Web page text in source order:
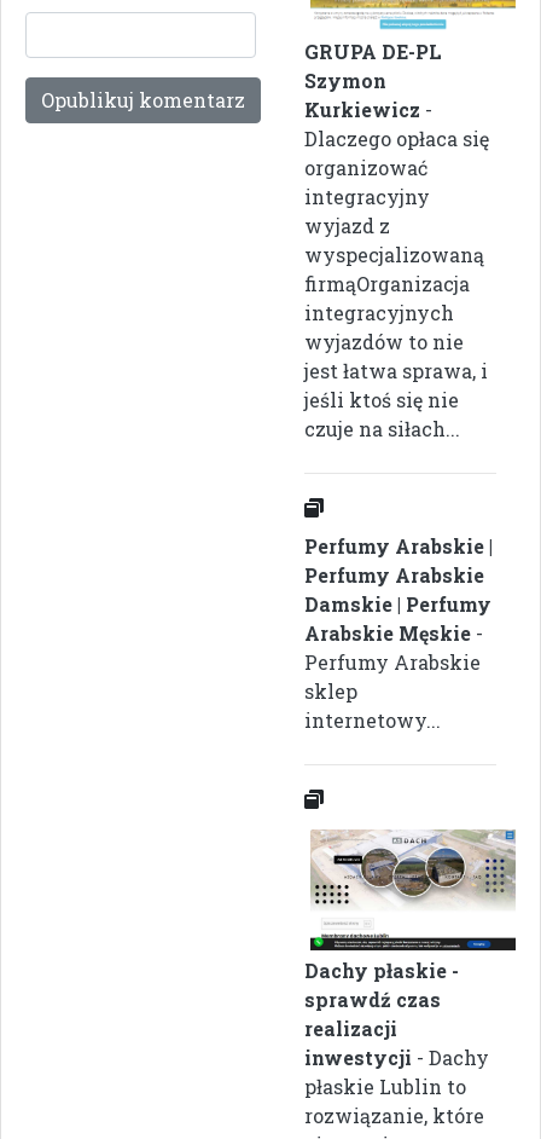
GRUPA DE-PL
Szymon
Kurkiewicz -
Dlaczego opłaca się
organizować
integracyjny
wyjazd z
wyspecjalizowaną
firmąOrganizacja
integracyjnych
wyjazdów to nie
jest łatwa sprawa, i
jeśli ktoś się nie
czuje na siłach...
Perfumy Arabskie |
Perfumy Arabskie
Damskie | Perfumy
Arabskie Męskie -
Perfumy Arabskie
sklep
internetowy...
Dachy płaskie -
sprawdź czas
realizacji
inwestycji - Dachy
płaskie Lublin to
rozwiązanie, które